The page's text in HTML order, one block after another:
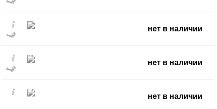
нет в наличии
нет в наличии
нет в наличии